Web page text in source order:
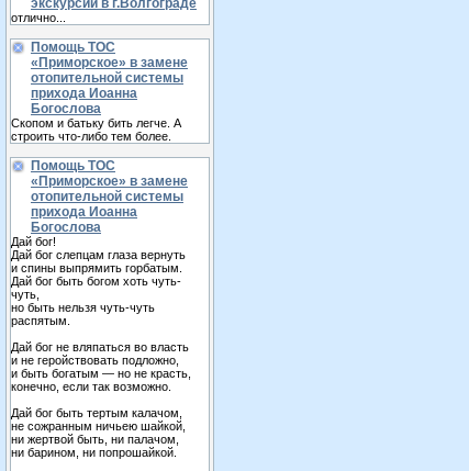
экскурсии в г.Волгограде
отлично...
Помощь ТОС
«Приморское» в замене
отопительной системы
прихода Иоанна
Богослова
Скопом и батьку бить легче. А
строить что-либо тем более.
Помощь ТОС
«Приморское» в замене
отопительной системы
прихода Иоанна
Богослова
Дай бог!
Дай бог слепцам глаза вернуть
и спины выпрямить горбатым.
Дай бог быть богом хоть чуть-
чуть,
но быть нельзя чуть-чуть
распятым.
Дай бог не вляпаться во власть
и не геройствовать подложно,
и быть богатым — но не красть,
конечно, если так возможно.
Дай бог быть тертым калачом,
не сожранным ничьею шайкой,
ни жертвой быть, ни палачом,
ни барином, ни попрошайкой.